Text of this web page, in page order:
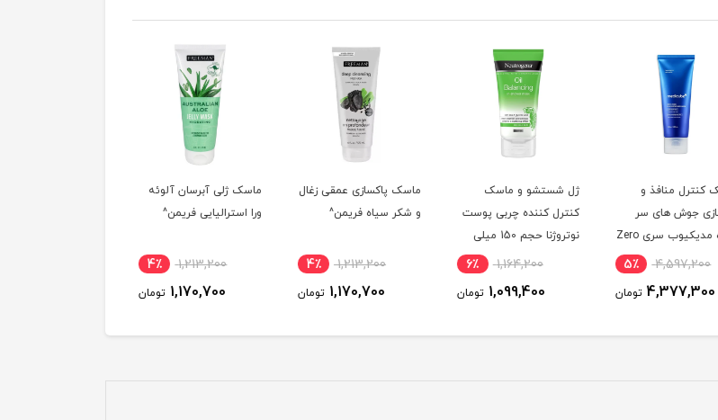
کنترل منافذ و
جوش های سر
سیاه مدیکیوب سری Zero
4,597,200 5٪
4,377,300 تومان
ژل شستشو و ماسک
کنترل کننده چربی پوست
نوتروژنا حجم 150 میلی
1,164,200 6٪
1,099,400 تومان
ماسک پاکسازی عمقی زغال
و شکر سیاه فریمن^
1,213,200 4٪
1,170,700 تومان
ماسک ژلی آبرسان آلوئه
ورا استرالیایی فریمن^
1,213,200 4٪
1,170,700 تومان